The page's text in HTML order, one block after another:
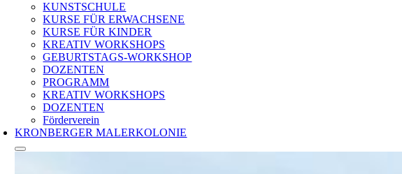
KUNSTSCHULE
KURSE FÜR ERWACHSENE
KURSE FÜR KINDER
KREATIV WORKSHOPS
GEBURTSTAGS-WORKSHOP
DOZENTEN
PROGRAMM
KREATIV WORKSHOPS
DOZENTEN
Förderverein
KRONBERGER MALERKOLONIE